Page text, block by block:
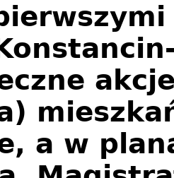
a w